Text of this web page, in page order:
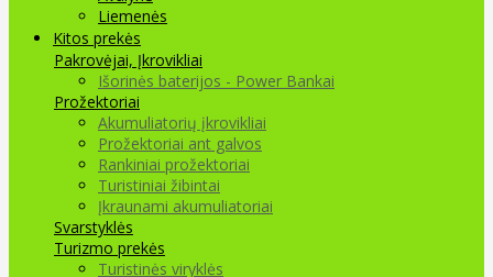
Liemenės
Kitos prekės
Pakrovėjai, Įkrovikliai
Išorinės baterijos - Power Bankai
Prožektoriai
Akumuliatorių įkrovikliai
Prožektoriai ant galvos
Rankiniai prožektoriai
Turistiniai žibintai
Įkraunami akumuliatoriai
Svarstyklės
Turizmo prekės
Turistinės viryklės